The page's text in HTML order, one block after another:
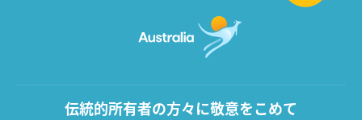
伝統的所有者の方々に敬意をこめて